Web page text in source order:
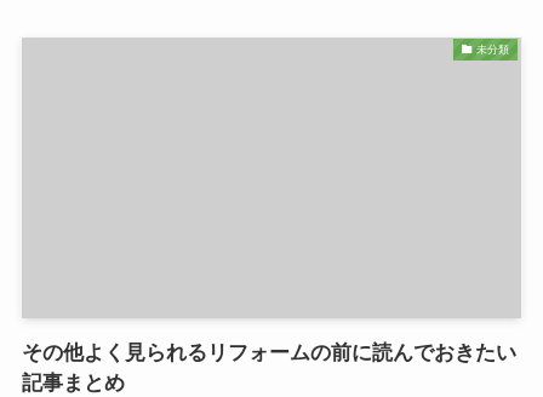
未分類
その他よく見られるリフォームの前に読んでおきたい
記事まとめ